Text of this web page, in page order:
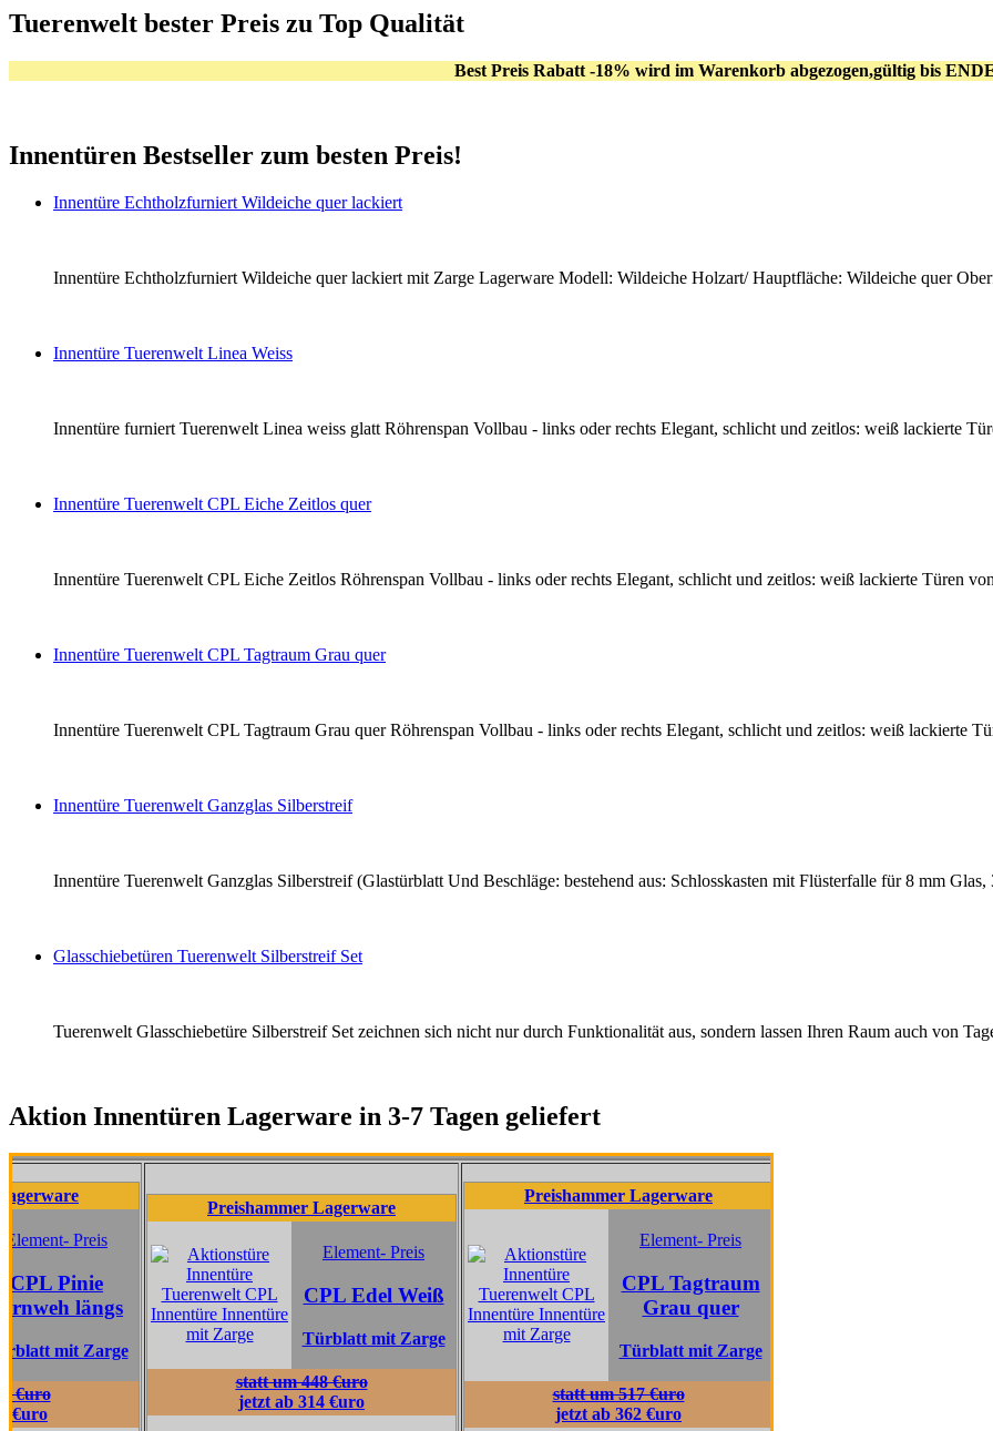
Tuerenwelt bester Preis zu Top Qualität
Best Preis Rabatt -18% wird im Warenkorb abgezogen,gültig bis
Innentüren Bestseller zum besten Preis!
Innentüre Echtholzfurniert Wildeiche quer lackiert
Innentüre Echtholzfurniert Wildeiche quer lackiert mit Zarge Lagerware Modell: Wildeiche Holzart/ Hauptfläche: Wildeiche quer
Innentüre Tuerenwelt Linea Weiss
Innentüre furniert Tuerenwelt Linea weiss glatt Röhrenspan Vollbau - links oder rechts Elegant, schlicht und zeitlos: weiß lackierte
Innentüre Tuerenwelt CPL Eiche Zeitlos quer
Innentüre Tuerenwelt CPL Eiche Zeitlos Röhrenspan Vollbau - links oder rechts Elegant, schlicht und zeitlos: weiß lackierte Türen
Innentüre Tuerenwelt CPL Tagtraum Grau quer
Innentüre Tuerenwelt CPL Tagtraum Grau quer Röhrenspan Vollbau - links oder rechts Elegant, schlicht und zeitlos: weiß lackierte
Innentüre Tuerenwelt Ganzglas Silberstreif
Innentüre Tuerenwelt Ganzglas Silberstreif (Glastürblatt Und Beschläge: bestehend aus: Schlosskasten mit Flüsterfalle für 8 mm
Glasschiebetüren Tuerenwelt Silberstreif Set
Tuerenwelt Glasschiebetüre Silberstreif Set zeichnen sich nicht nur durch Funktionalität aus, sondern lassen Ihren Raum auch von
Aktion Innentüren Lagerware in 3-7 Tagen geliefert
Preis
längs
Zarge
Preishammer Lagerware
Element- Preis
CPL Edel Weiß
Türblatt mit Zarge
statt um 448 €uro
jetzt ab 314 €uro
Preishammer Lagerware
Element- Preis
CPL Tagtraum
Grau quer
Türblatt mit Zarge
statt um 517 €uro
jetzt ab 362 €uro